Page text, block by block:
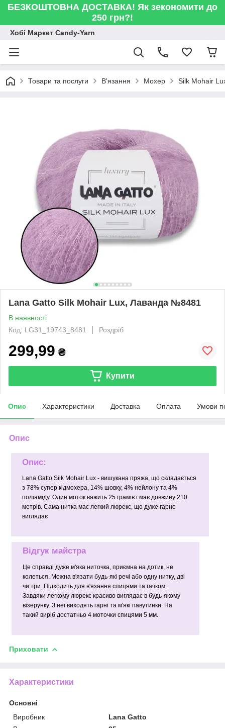
БЕЗКОШТОВНА ДОСТАВКА! Як зекономити до
250 грн?!
Хобі Маркет Candy-Yarn
Товари та послуги В'язання Мохер Silk Mohair
Lana Gatto Silk Mohair Lux, Лаванда №8481
В наявності
Код: LG31_19743_8481
Роздріб
299,99 ₴
Купити
Опис Характеристики Доставка Оплата Умови
Опис
Опис:
Lana Gatto Silk Mohair Lux - вишукана пряжа, що складається
з 78% супер кідмохера, 14% шовку, 4% нейлону та 4%
поліаміду. Один моток важить 25 грамів і має довжину 210
метрів. Сама нитка має легкий люрекс, що дуже гарно
виглядає
Відгук майстра
Це справді дуже м'яка ниточка, приємна на дотик, не
колеться. Можна в'язати будь-які речі або одну нитку, дві
чи три. Підходить для в'язання спицями та гачком.
Завдяки легкому люрекс красиво виглядає в будь-якому
візерунку. З неї виходять гарні та м'які павутинки. На
такий виріб достатньо 4 моточки спицями 5 мм.
Приховати
Характеристики
Основні
Виробник
Lana Gatto